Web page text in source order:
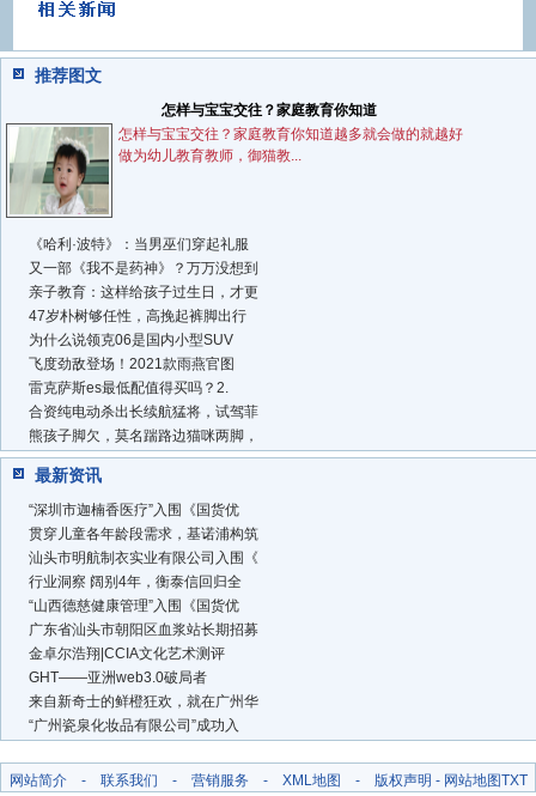
推荐图文
怎样与宝宝交往？家庭教育你知道
怎样与宝宝交往？家庭教育你知道越多就会做的就越好
做为幼儿教育教师，御猫教...
《哈利·波特》：当男巫们穿起礼服
又一部《我不是药神》？万万没想到
亲子教育：这样给孩子过生日，才更
47岁朴树够任性，高挽起裤脚出行
为什么说领克06是国内小型SUV
飞度劲敌登场！2021款雨燕官图
雷克萨斯es最低配值得买吗？2.
合资纯电动杀出长续航猛将，试驾菲
熊孩子脚欠，莫名踹路边猫咪两脚，
最新资讯
“深圳市迦楠香医疗”入围《国货优
贯穿儿童各年龄段需求，基诺浦构筑
汕头市明航制衣实业有限公司入围《
行业洞察 阔别4年，衡泰信回归全
“山西德慈健康管理”入围《国货优
广东省汕头市朝阳区血浆站长期招募
金卓尔浩翔|CCIA文化艺术测评
GHT——亚洲web3.0破局者
来自新奇士的鲜橙狂欢，就在广州华
“广州瓷泉化妆品有限公司”成功入
网站简介- 联系我们 - 营销服务 - XML地图 - 版权声明 - 网站地图TXT